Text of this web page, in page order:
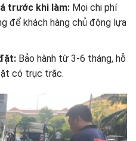
trước khi làm:Mọi chi phí
để khách hàng chủ động lựa
Bảo hành từ 3-6 tháng, hỗ
có trục trặc.